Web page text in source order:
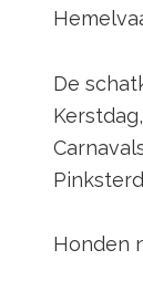
De
Honden